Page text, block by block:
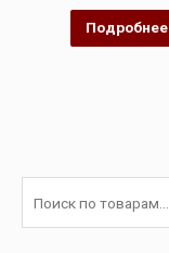
Оценка
0
из
5
Подробнее